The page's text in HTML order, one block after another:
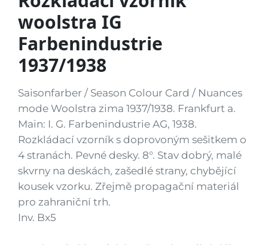
woolstra IG
Farbenindustrie
1937/1938
Saisonfarber / Season Colour Card / Nuances
mode Woolstra zima 1937/1938. Frankfurt a.
Main: I. G. Farbenindustrie AG, 1938.
Rozkládací vzorník s doprovoným sešitkem o
4 stranách. Pevné desky. 8°. Stav dobrý, malé
skvrny na deskách, zašedlé strany, chybějící
kousek vzorku. Zřejmě propagační materiál
pro zahraniční trh.
Inv. Bx5